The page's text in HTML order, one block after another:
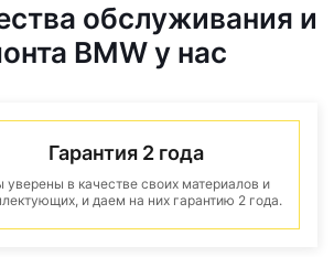
обслуживания и
BMW у нас
Гарантия 2 года
уверены в качестве своих материалов и
и даем на них гарантию 2 года.